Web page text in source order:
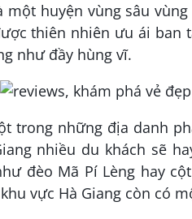
một huyện vùng sâu
thiên nhiên ưu ái ban
như đầy hùng vĩ.
trong những địa danh
nhiều du khách sẽ
đèo Mã Pí Lèng hay
vực Hà Giang còn có